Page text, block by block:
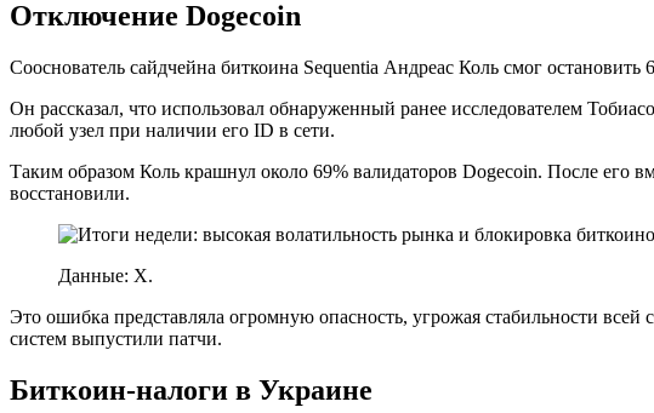
Отключение Dogecoin
Сооснователь сайдчейна биткоина Sequentia Андреас Коль смог
Он рассказал, что использовал обнаруженный ранее исследователем
любой узел при наличии его ID в сети.
Таким образом Коль крашнул около 69% валидаторов Dogecoin. После его
восстановили.
Данные: X.
Это ошибка представляла огромную опасность, угрожая стабильности
систем выпустили патчи.
Биткоин-налоги в Украине